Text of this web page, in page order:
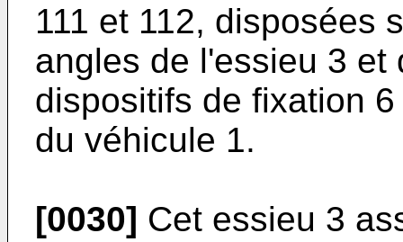
111 et 112, disposées
angles de l'essieu 3
dispositifs de fixation
du véhicule 1.
[0030] Cet essieu 3